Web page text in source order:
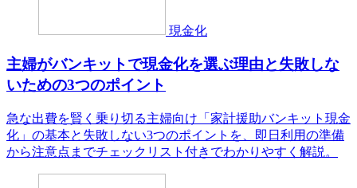
現金化
主婦がバンキットで現金化を選ぶ理由と失敗しな
いための3つのポイント
急な出費を賢く乗り切る主婦向け「家計援助バンキット現金
化」の基本と失敗しない3つのポイントを、即日利用の準備
から注意点までチェックリスト付きでわかりやすく解説。